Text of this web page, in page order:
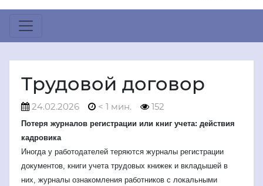
Трудовой договор
24.02.2026 < 1 мин. 152
Потеря журналов регистрации или книг учета: действия
кадровика
Иногда у работодателей теряются журналы регистрации
документов, книги учета трудовых книжек и вкладышей в
них, журналы ознакомления работников с локальными